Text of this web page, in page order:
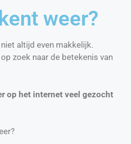
weer?
altijd even makkelijk.
zoek naar de betekenis van
op het internet veel gezocht